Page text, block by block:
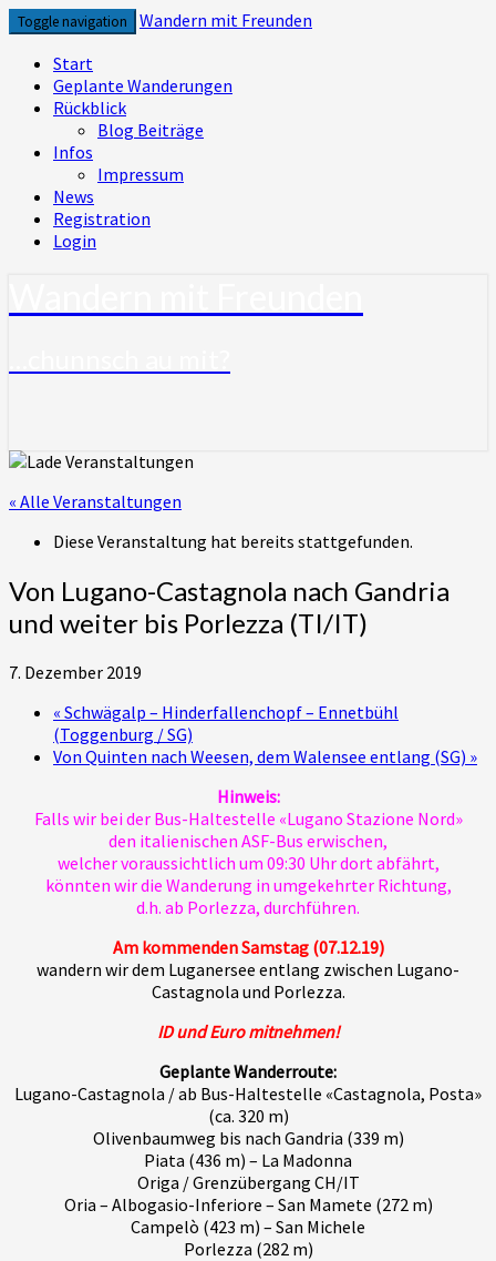
Skip
to
content
Toggle navigation
Wandern mit Freunden
Start
Geplante Wanderungen
Rückblick
Blog Beiträge
Infos
Impressum
News
Registration
Login
« Alle Veranstaltungen
Diese Veranstaltung hat bereits stattgefunden.
Von Lugano-Castagnola nach Gandria
und weiter bis Porlezza (TI/IT)
7. Dezember 2019
« Schwägalp – Hinderfallenchopf – Ennetbühl
(Toggenburg / SG)
Von Quinten nach Weesen, dem Walensee entlang (SG) »
Hinweis:
Falls wir bei der Bus-Haltestelle «Lugano Stazione Nord»
den italienischen ASF-Bus erwischen,
welcher voraussichtlich um 09:30 Uhr dort abfährt,
könnten wir die Wanderung in umgekehrter Richtung,
d.h. ab Porlezza, durchführen.
Am kommenden Samstag (07.12.19)
wandern wir dem Luganersee entlang zwischen Lugano-
Castagnola und Porlezza.
ID und Euro mitnehmen!
Geplante Wanderroute:
Lugano-Castagnola / ab Bus-Haltestelle «Castagnola, Posta»
(ca. 320 m)
Olivenbaumweg bis nach Gandria (339 m)
Piata (436 m) – La Madonna
Origa / Grenzübergang CH/IT
Oria – Albogasio-Inferiore – San Mamete (272 m)
Campelò (423 m) – San Michele
Porlezza (282 m)